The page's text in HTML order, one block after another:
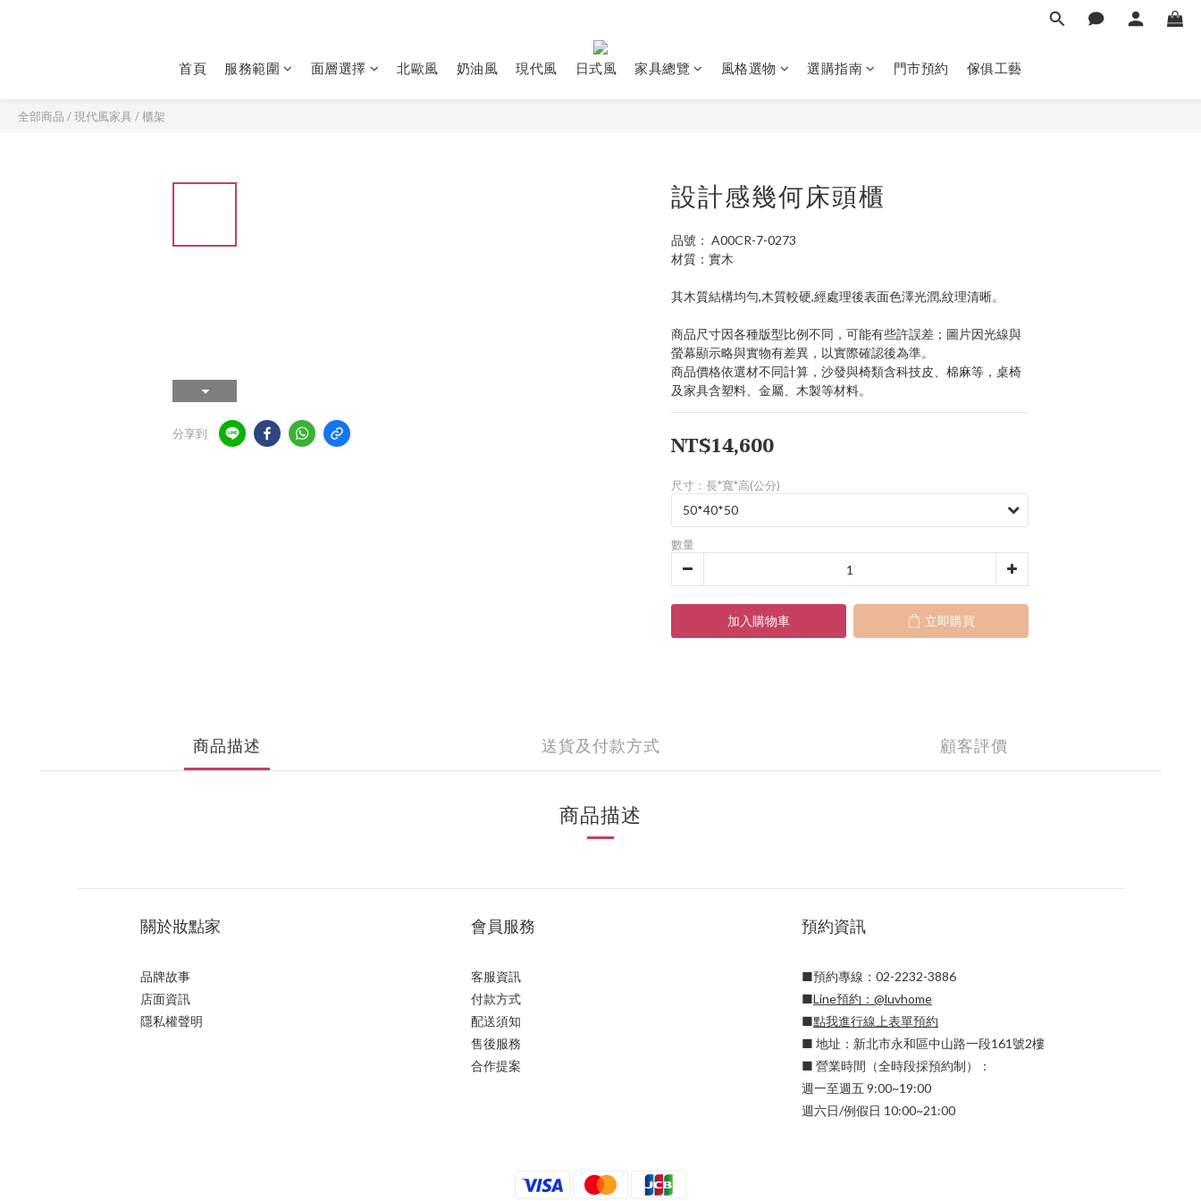
首頁 服務範圍 面層選擇 北歐風 奶油風 現代風 日式風 家具總覽 風格選物 選購指南 門市預約 傢俱工藝
全部商品 /現代風家具 /櫃架
分享到
設計感幾何床頭櫃
品號： A00CR-7-0273
材質：實木
其木質結構均勻,木質較硬,經處理後表面色澤光潤,紋理清晰。
商品尺寸因各種版型比例不同，可能有些許誤差；圖片因光線與
螢幕顯示略與實物有差異，以實際確認後為準。
商品價格依選材不同計算，沙發與椅類含科技皮、棉麻等，桌椅
及家具含塑料、金屬、木製等材料。
NT$14,600
尺寸：長*寬*高(公分)
數量
加入購物車 立即購買
商品描述 送貨及付款方式 顧客評價
商品描述
關於妝點家
品牌故事
店面資訊
隱私權聲明
會員服務
客服資訊
付款方式
配送須知
售後服務
合作提案
預約資訊
■預約專線：02-2232-3886
■Line預約： @luvhome
■點我進行線上表單預約
■ 地址：新北市永和區中山路一段161號2樓
■ 營業時間（全時段採預約制）：
週一至週五 9:00~19:00
週六日/例假日 10:00~21:00